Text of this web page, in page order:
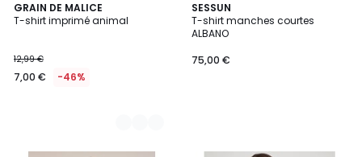
GRAIN DE MALICE
T-shirt imprimé animal
12,99 €
7,00 € -46%
2
Couleurs
SESSUN
T-shirt manches courtes
ALBANO
75,00 €